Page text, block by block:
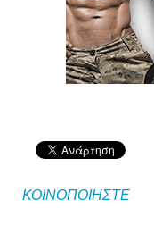
ΚΟΙΝΟΠΟΙΗΣΤΕ